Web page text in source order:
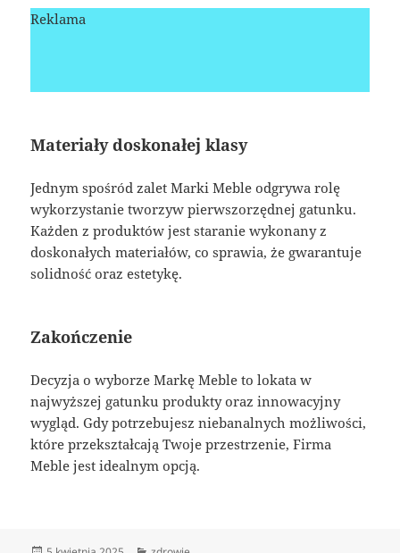
Reklama
Materiały doskonałej klasy
Jednym spośród zalet Marki Meble odgrywa rolę
wykorzystanie tworzyw pierwszorzędnej gatunku.
Każden z produktów jest staranie wykonany z
doskonałych materiałów, co sprawia, że gwarantuje
solidność oraz estetykę.
Zakończenie
Decyzja o wyborze Markę Meble to lokata w
najwyższej gatunku produkty oraz innowacyjny
wygląd. Gdy potrzebujesz niebanalnych możliwości,
które przekształcają Twoje przestrzenie, Firma
Meble jest idealnym opcją.